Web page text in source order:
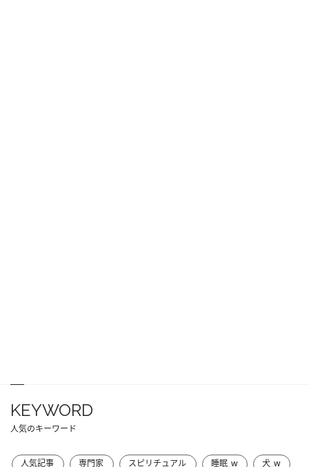
KEYWORD
人気のキーワード
人気記事 専門家 スピリチュアル 睡眠_w
犬_w